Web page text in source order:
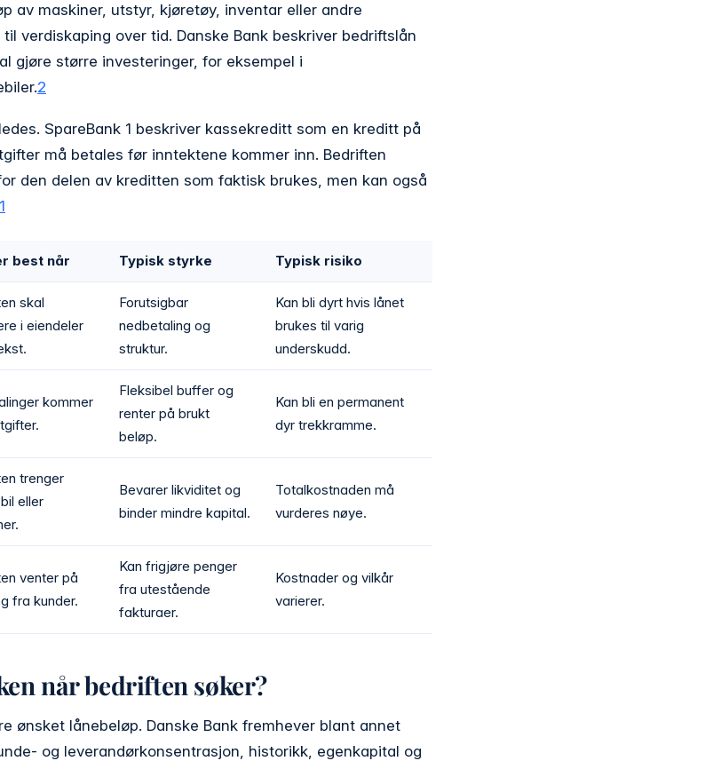
av maskiner, utstyr, kjøretøy, inventar eller andre
verdiskaping over tid. Danske Bank beskriver bedriftslån
gjøre større investeringer, for eksempel i
2
SpareBank 1 beskriver kassekreditt som en kreditt på
må betales før inntektene kommer inn. Bedriften
den delen av kreditten som faktisk brukes, men kan også
1
best når Typisk styrke Typisk risiko
skal
i eiendeler
Forutsigbar
nedbetaling og
struktur.
Kan bli dyrt hvis lånet
brukes til varig
underskudd.
kommer
Fleksibel buffer og
renter på brukt
beløp.
Kan bli en permanent
dyr trekkramme.
trenger
eller
Bevarer likviditet og
binder mindre kapital.
Totalkostnaden må
vurderes nøye.
venter på
fra kunder.
Kan frigjøre penger
fra utestående
fakturaer.
Kostnader og vilkår
varierer.
når bedriften søker?
ønsket lånebeløp. Danske Bank fremhever blant annet
og leverandørkonsentrasjon, historikk, egenkapital og